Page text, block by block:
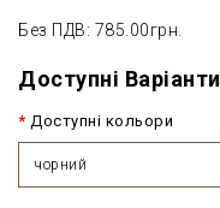
Без ПДВ: 785.00грн.
Доступні Варіанти
Доступні кольори
чорний